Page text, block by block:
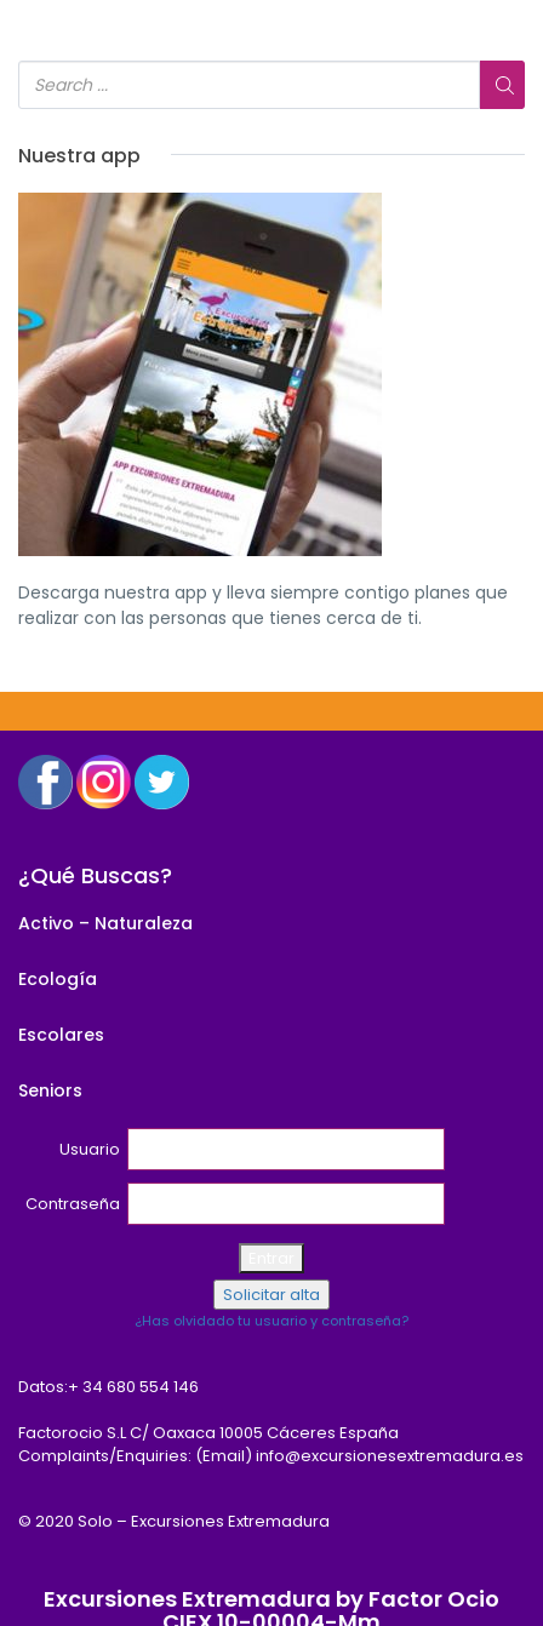
Nuestra app
Descarga nuestra app y lleva siempre contigo planes que
realizar con las personas que tienes cerca de ti.
¿Qué Buscas?
Activo – Naturaleza
Ecología
Escolares
Seniors
Usuario
Contraseña
¿Has olvidado tu usuario y contraseña?
Datos:+ 34 680 554 146
Factorocio S.L C/ Oaxaca 10005 Cáceres España
Complaints/Enquiries: (Email) info@excursionesextremadura.es
© 2020 Solo – Excursiones Extremadura
Excursiones Extremadura by Factor Ocio